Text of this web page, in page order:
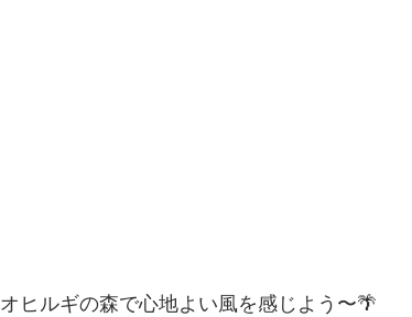
オヒルギの森で心地よい風を感じよう〜🌴